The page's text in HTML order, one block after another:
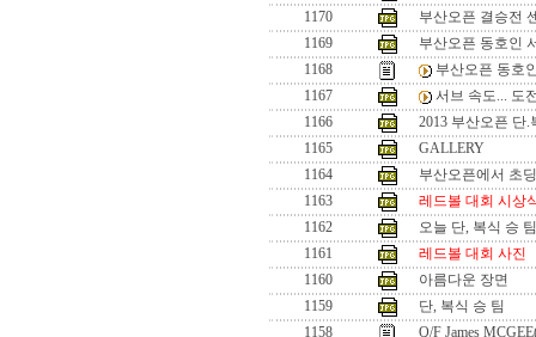
1170
부산오픈 결승전
1169
부산오픈 동호인
1168
부산오픈 동호
1167
서브 속도... 도
1166
2013 부산오픈 단
1165
GALLERY
1164
부산오픈에서 초
1163
레드볼 대회 시상
1162
오늘 단, 복식 승 팀
1161
레드볼 대회 사진
1160
아름다운 장면
1159
단, 복식 승 팀
1158
Q/F James